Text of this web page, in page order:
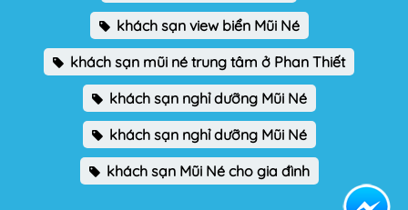
khách sạn view biển Mũi Né
khách sạn mũi né trung tâm ở Phan Thiết
khách sạn nghỉ dưỡng Mũi Né
khách sạn nghỉ dưỡng Mũi Né
khách sạn Mũi Né cho gia đình